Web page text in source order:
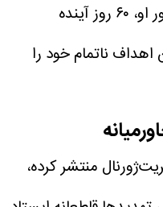
با یک دستاورد واقعی دارد. به باور او، ۶۰ روز آینده
ناتمام خود را
منتشر کرده،